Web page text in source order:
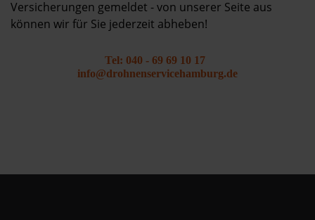
Versicherungen gemeldet - von unserer Seite aus
können wir für Sie jederzeit abheben!
Tel: 040 - 69 69 10 17
info@drohnenservicehamburg.de